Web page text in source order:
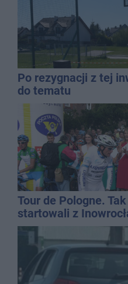
Po rezygnacji z tej
do tematu
Tour de Pologne.
startowali z